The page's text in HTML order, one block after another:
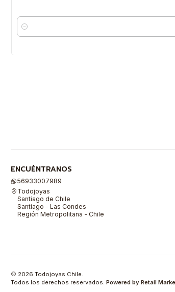
Cantidad
ENCUÉNTRANOS
56933007989
Todojoyas
Santiago de Chile
Santiago - Las Condes
Región Metropolitana - Chile
2026 Todojoyas Chile.
Todos los derechos reservados. Powered by Retail